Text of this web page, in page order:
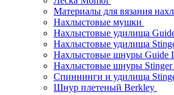
Материалы для вязания
Нахлыстовые мушки
Нахлыстовые удилища
Нахлыстовые удилища
Нахлыстовые шнуры Guide
Нахлыстовые шнуры
Спиннинги и удилища
Шнур плетеный Berkley